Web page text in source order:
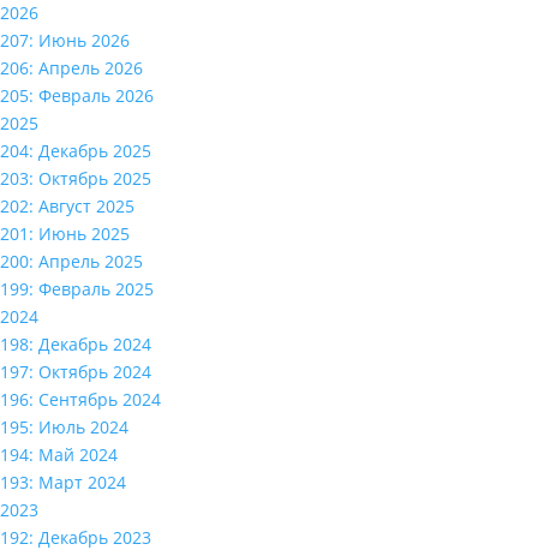
2026
207: Июнь 2026
206: Апрель 2026
205: Февраль 2026
2025
204: Декабрь 2025
203: Октябрь 2025
202: Август 2025
201: Июнь 2025
200: Апрель 2025
199: Февраль 2025
2024
198: Декабрь 2024
197: Октябрь 2024
196: Сентябрь 2024
195: Июль 2024
194: Май 2024
193: Март 2024
2023
192: Декабрь 2023